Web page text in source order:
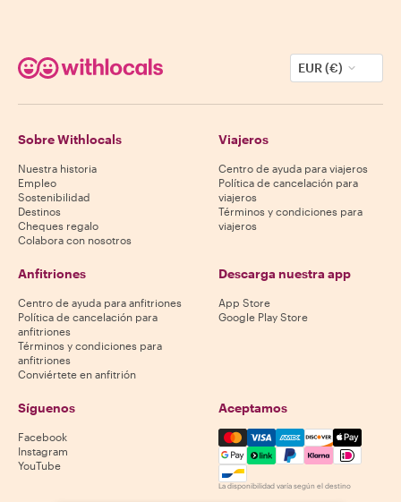
EUR (€)
Sobre Withlocals
Nuestra historia
Empleo
Sostenibilidad
Destinos
Cheques regalo
Colabora con nosotros
Viajeros
Centro de ayuda para viajeros
Política de cancelación para
viajeros
Términos y condiciones para
viajeros
Anfitriones
Centro de ayuda para anfitriones
Política de cancelación para
anfitriones
Términos y condiciones para
anfitriones
Conviértete en anfitrión
Descarga nuestra app
App Store
Google Play Store
Síguenos
Facebook
Instagram
YouTube
Aceptamos
Mastercard, Visa, Amex,
La disponibilidad varía según el destino